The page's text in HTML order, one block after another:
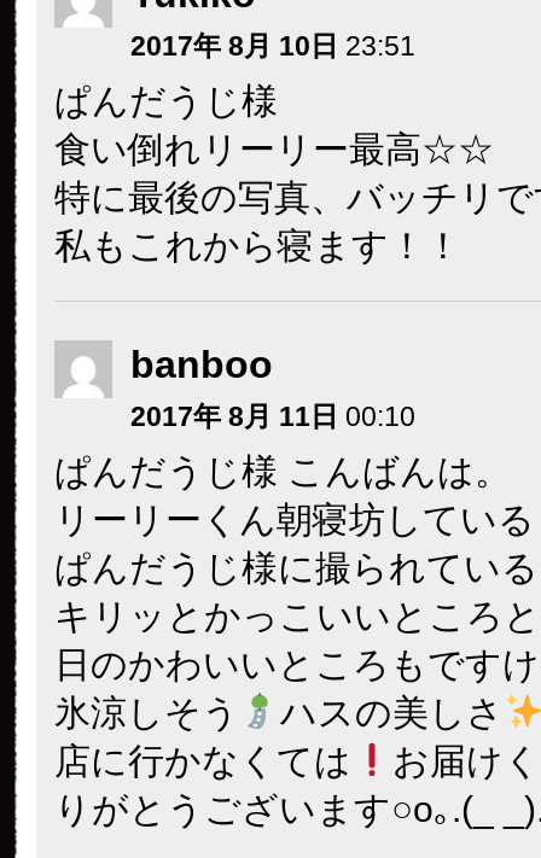
2017年 8月 10日 23:51
ぱんだうじ様
食い倒れリーリー最高☆☆
特に最後の写真、バッチリ
私もこれから寝ます！！
banboo
2017年 8月 11日 00:10
ぱんだうじ様 こんばんは。
リーリーくん朝寝坊してい
ぱんだうじ様に撮られてい
キリッとかっこいいところ
日のかわいいところもです
氷涼しそう
ハスの美しさ
店に行かなくては
お届け
りがとうございます○o｡.(_